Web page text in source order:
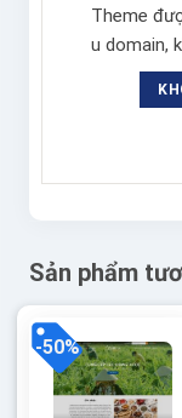
Theme
u domain,
Sản phẩm
-50%